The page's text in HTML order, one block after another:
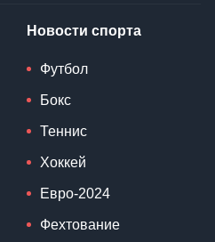
Новости спорта
Футбол
Бокс
Теннис
Хоккей
Евро-2024
Фехтование